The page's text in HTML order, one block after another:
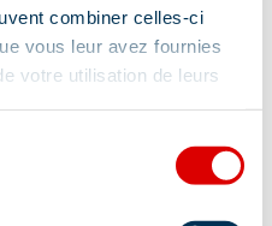
combiner celles-ci
vous leur avez fournies
votre utilisation de leurs